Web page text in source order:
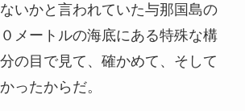
いかと言われていた与那国島の
メートルの海底にある特殊な構
の目で見て、確かめて、そして
ったからだ。